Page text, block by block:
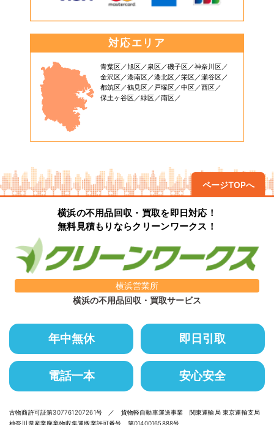
対応エリア
青葉区 旭区 泉区 磯子区
神奈川区
金沢区
港南区 港北区 栄区
瀬谷区
都筑区
鶴見区 戸塚区 中区
西区
保土ヶ谷区
緑区 南区
ページTOPへ
横浜の不用品回収・買取を即日対応！
無料見積もりならクリーンワークス！
横浜営業所
横浜の不用品回収・買取サービス
年中無休 即日引取
電話一本 安心安全
古物商許可証第307761207261号 ／ 貨物軽自動車運送事業 関東運輸局 東京運輸支局
神奈川県産業廃棄物収集運搬業許可番号 第01400165888号